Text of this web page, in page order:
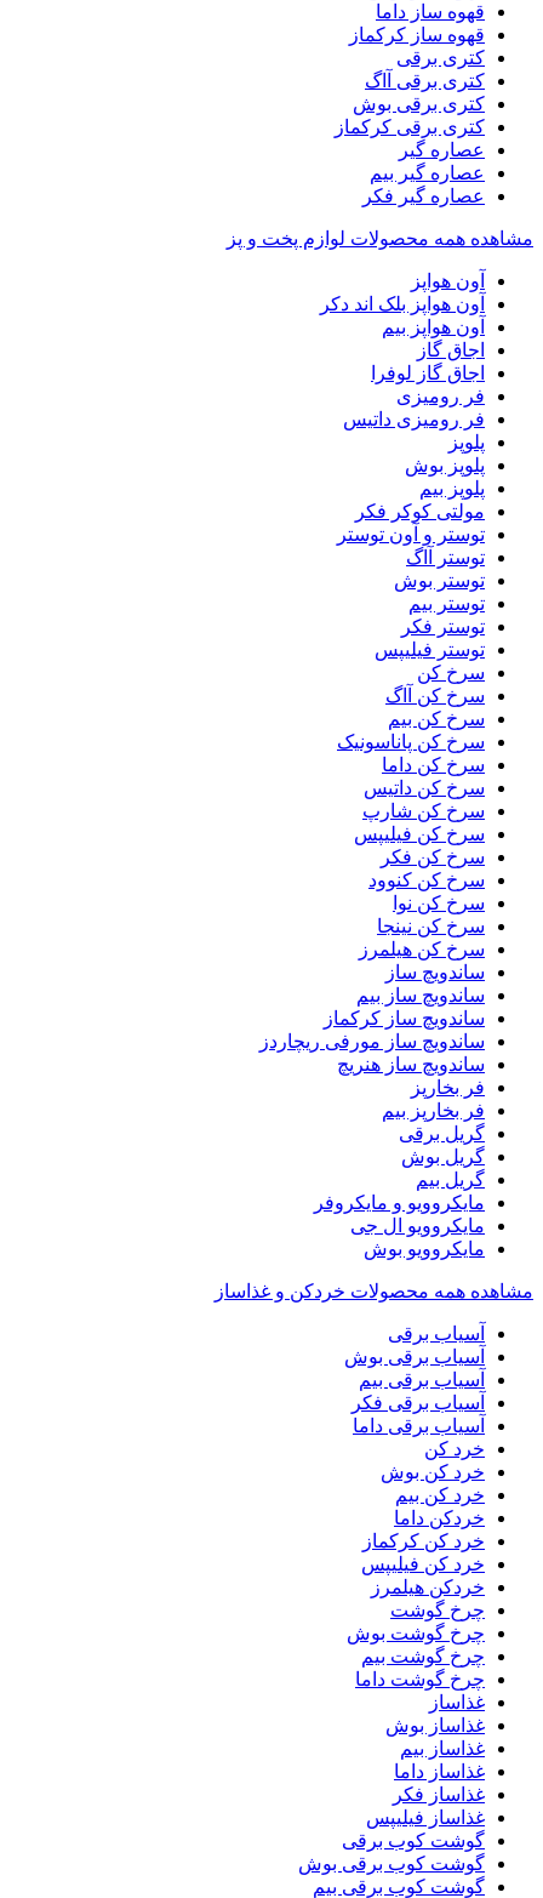
قهوه ساز داما
قهوه ساز کرکماز
کتری برقی
کتری برقی آاگ
کتری برقی بوش
کتری برقی کرکماز
عصاره گیر
عصاره گیر بیم
عصاره گیر فکر
مشاهده همه محصولات لوازم پخت و پز
آون هواپز
آون هواپز بلک اند دکر
آون هواپز بیم
اجاق گاز
اجاق گاز لوفرا
فر رومیزی
فر رومیزی داتیس
پلوپز
پلوپز بوش
پلوپز بیم
مولتی کوکر فکر
توستر و آون توستر
توستر آاگ
توستر بوش
توستر بیم
توستر فکر
توستر فیلیپس
سرخ کن
سرخ کن آاگ
سرخ کن بیم
سرخ کن پاناسونیک
سرخ کن داما
سرخ کن داتیس
سرخ کن شارپ
سرخ کن فیلیپس
سرخ کن فکر
سرخ کن کنوود
سرخ کن نوا
سرخ کن نینجا
سرخ کن هیلمرز
ساندویچ ساز
ساندویچ ساز بیم
ساندویچ ساز کرکماز
ساندویچ ساز مورفی ریچاردز
ساندویچ ساز هنریچ
فر بخارپز
فر بخارپز بیم
گریل برقی
گریل بوش
گریل بیم
مایکروویو و مایکروفر
مایکروویو ال جی
مایکروویو بوش
مشاهده همه محصولات خردکن و غذاساز
آسیاب برقی
آسیاب برقی بوش
آسیاب برقی بیم
آسیاب برقی فکر
آسیاب برقی داما
خرد کن
خرد کن بوش
خرد کن بیم
خردکن داما
خرد کن کرکماز
خرد کن فیلیپس
خردکن هیلمرز
چرخ گوشت
چرخ گوشت بوش
چرخ گوشت بیم
چرخ گوشت داما
غذاساز
غذاساز بوش
غذاساز بیم
غذاساز داما
غذاساز فکر
غذاساز فیلیپس
گوشت کوب برقی
گوشت کوب برقی بوش
گوشت کوب برقی بیم